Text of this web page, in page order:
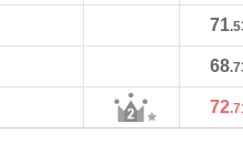
71
68
72